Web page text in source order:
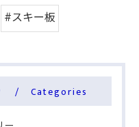
#スキー板
Categories